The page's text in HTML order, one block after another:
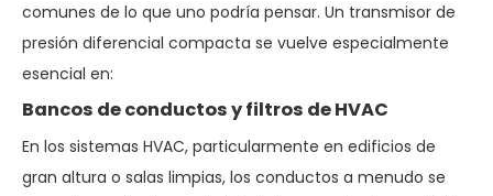
comunes de lo que uno podría pensar. Un transmisor de
presión diferencial compacta se vuelve especialmente
esencial en:
Bancos de conductos y filtros de HVAC
En los sistemas HVAC, particularmente en edificios de
gran altura o salas limpias, los conductos a menudo se